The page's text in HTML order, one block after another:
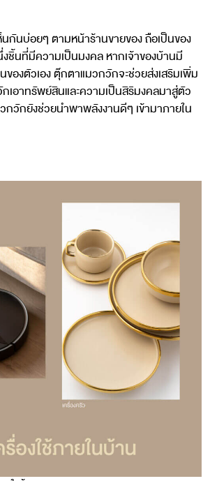
กันบ่อยๆ ตามหน้าร้านขายของ ถือเป็นของ
นที่มีความเป็นมงคล หากเจ้าของบ้านมี
องตัวเอง ตุ๊กตาแมวกวักจะช่วยส่งเสริมเพิ่ม
เอาทรัพย์สินและความเป็นสิริมงคลมาสู่ตัว
วักยังช่วยนำพาพลังงานดีๆ เข้ามาภายใน